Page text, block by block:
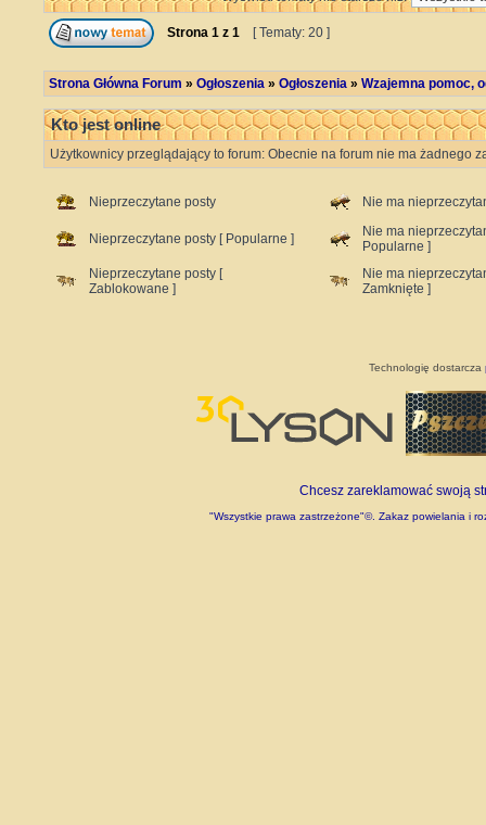
Strona 1 z 1 [ Tematy: 20 ]
Strona Główna Forum » Ogłoszenia » Ogłoszenia » Wzajemna pomoc,
Kto jest online
Użytkownicy przeglądający to forum: Obecnie na forum nie ma żadnego
Nieprzeczytane posty Nie ma
Nieprzeczytane posty [ Popularne ]
Nie ma
Popularne ]
Nieprzeczytane posty [
Zablokowane ]
Nie ma
Zamknięte ]
Technologię dostarcza
Chcesz zareklamować swoją
"Wszystkie prawa zastrzeżone"©. Zakaz powielania i